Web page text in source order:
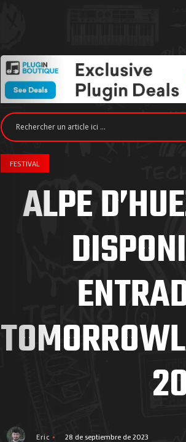
FESTIVAL
ALPE
Eric 28 de septiembre de 2023